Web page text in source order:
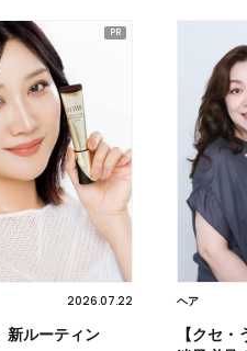
2026.07.22
新ルーティン
ヘア
【クセ